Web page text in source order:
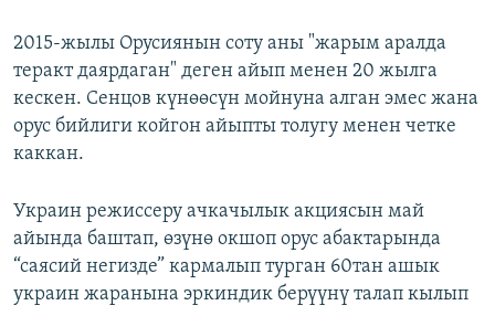
2015-жылы Орусиянын соту аны "жарым аралда
теракт даярдаган" деген айып менен 20 жылга
кескен. Сенцов күнөөсүн мойнуна алган эмес жана
орус бийлиги койгон айыпты толугу менен четке
каккан.
Украин режиссеру ачкачылык акциясын май
айында баштап, өзүнө окшоп орус абактарында
“саясий негизде” кармалып турган 60тан ашык
украин жаранына эркиндик берүүнү талап кылып